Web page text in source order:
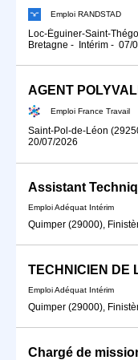
Emploi RANDSTAD
Loc-Éguiner-Saint-
Bretagne - Intérim - 07/
Emploi France Travail
Saint-Pol-de-Léon
20/07/2026
Assistant
Emploi Adéquat Intérim
Quimper (29000),
TECHNICIEN DE
Emploi Adéquat Intérim
Quimper (29000),
Chargé de